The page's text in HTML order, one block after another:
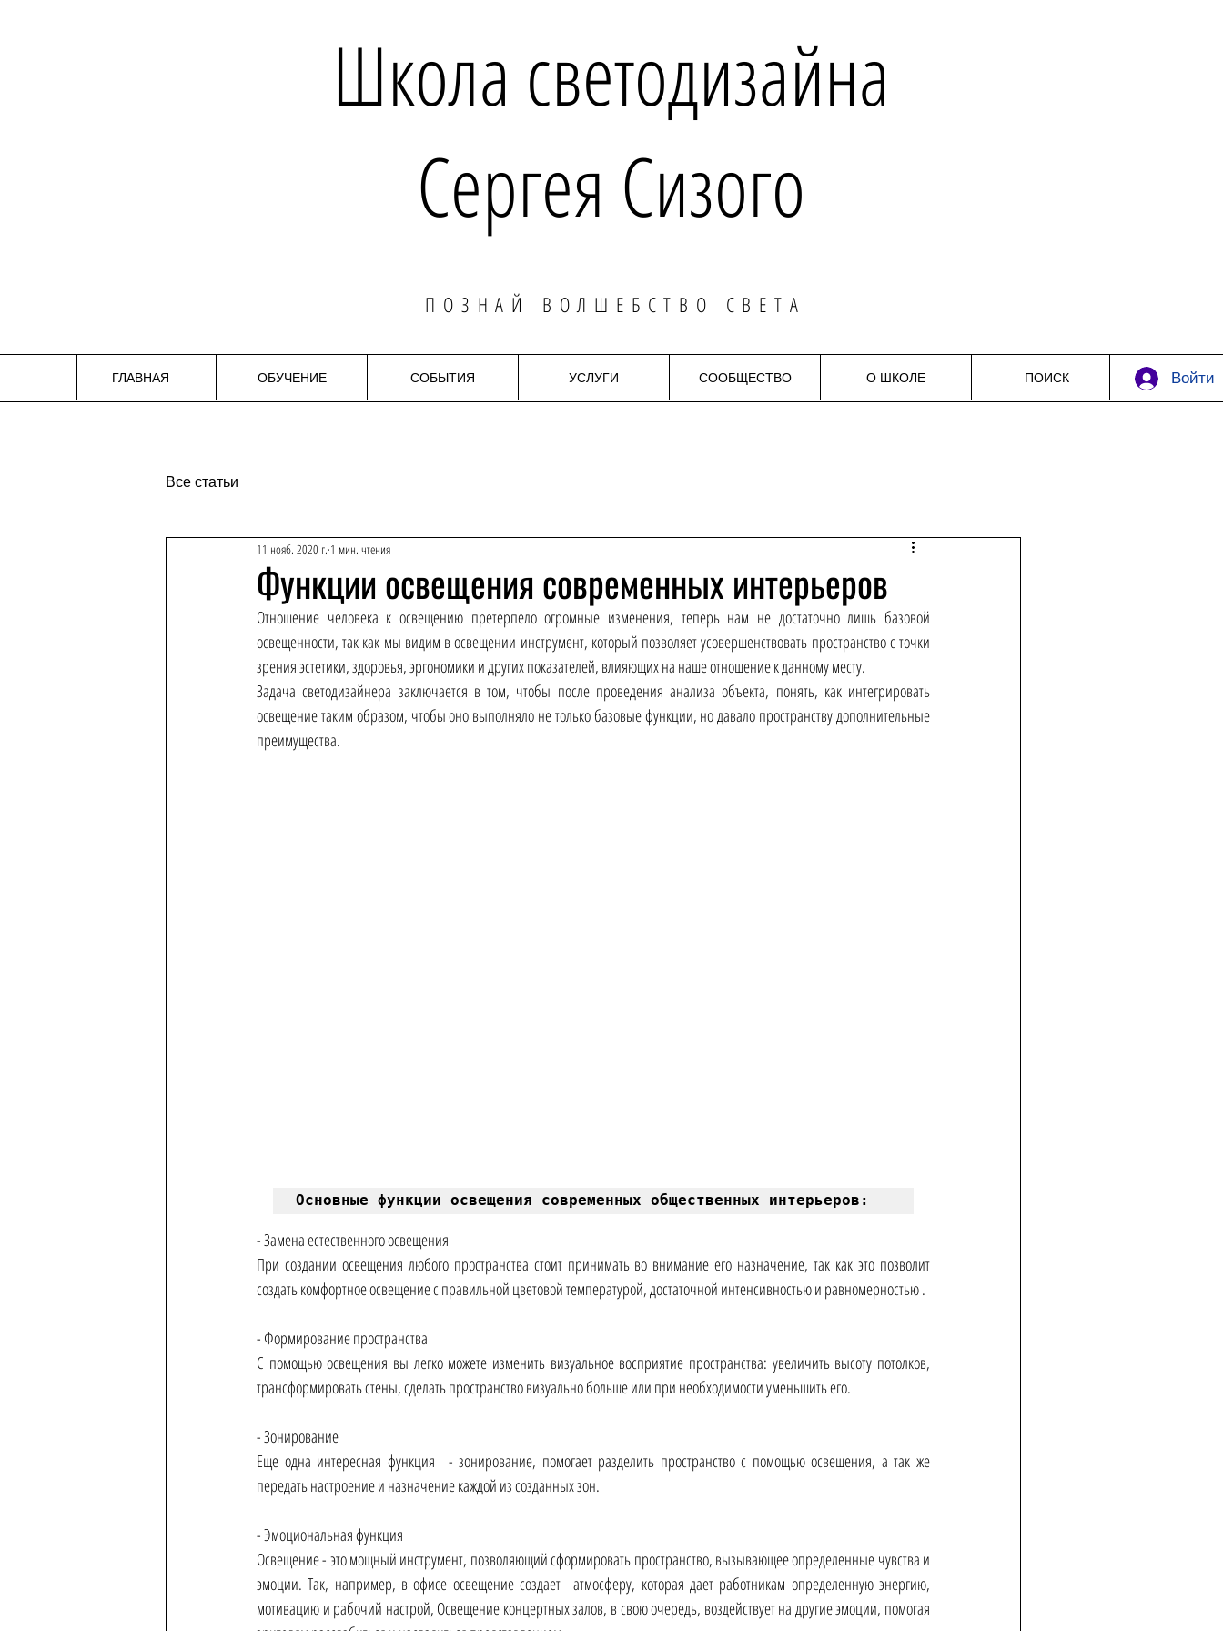
Школа светодизайна
Сергея Сизого
ПОЗНАЙ ВОЛШЕБСТВО СВЕТА
ГЛАВНАЯ ОБУЧЕНИЕ СОБЫТИЯ УСЛУГИ СООБЩЕСТВО О ШКОЛЕ ПОИСК Войти
Все статьи
Функции освещения современных интерьеров
11 нояб. 2020 г. 1 мин. чтения
Отношение человека к освещению претерпело огромные изменения, теперь нам не достаточно лишь базовой
освещенности, так как мы видим в освещении инструмент, который позволяет усовершенствовать пространство с точки
зрения эстетики, здоровья, эргономики и других показателей, влияющих на наше отношение к данному месту.
Задача светодизайнера заключается в том, чтобы после проведения анализа объекта, понять, как интегрировать
освещение таким образом, чтобы оно выполняло не только базовые функции, но давало пространству дополнительные
преимущества.
Основные функции освещения современных общественных интерьеров:
- Замена естественного освещения
При создании освещения любого пространства стоит принимать во внимание его назначение, так как это позволит
создать комфортное освещение с правильной цветовой температурой, достаточной интенсивностью и равномерностью .
- Формирование пространства
С помощью освещения вы легко можете изменить визуальное восприятие пространства: увеличить высоту потолков,
трансформировать стены, сделать пространство визуально больше или при необходимости уменьшить его.
- Зонирование
Еще одна интересная функция  - зонирование, помогает разделить пространство с помощью освещения, а так же
передать настроение и назначение каждой из созданных зон.
- Эмоциональная функция
Освещение - это мощный инструмент, позволяющий сформировать пространство, вызывающее определенные чувства и
эмоции. Так, например, в офисе освещение создает  атмосферу, которая дает работникам определенную энергию,
мотивацию и рабочий настрой, Освещение концертных залов, в свою очередь, воздействует на другие эмоции, помогая